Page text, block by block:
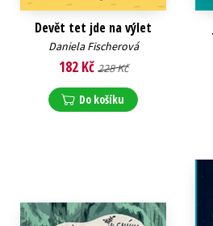
Devět tet jde na výlet
Daniela Fischerová
182 Kč 228 Kč
Do košíku